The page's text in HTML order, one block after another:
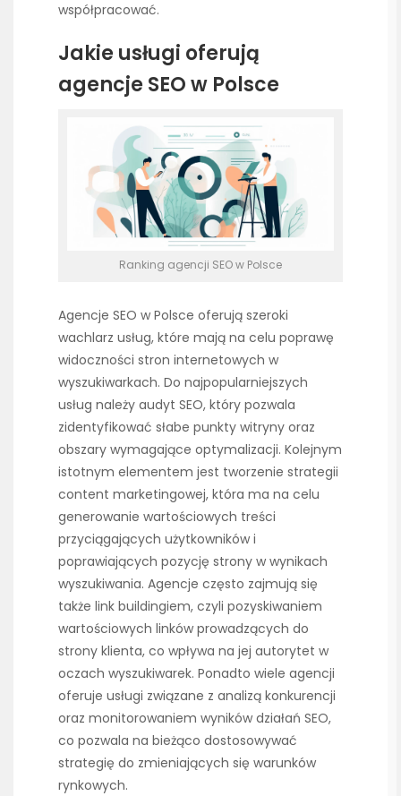
współpracować.
Jakie usługi oferują
agencje SEO w Polsce
Ranking agencji SEO w Polsce
Agencje SEO w Polsce oferują szeroki
wachlarz usług, które mają na celu poprawę
widoczności stron internetowych w
wyszukiwarkach. Do najpopularniejszych
usług należy audyt SEO, który pozwala
zidentyfikować słabe punkty witryny oraz
obszary wymagające optymalizacji. Kolejnym
istotnym elementem jest tworzenie strategii
content marketingowej, która ma na celu
generowanie wartościowych treści
przyciągających użytkowników i
poprawiających pozycję strony w wynikach
wyszukiwania. Agencje często zajmują się
także link buildingiem, czyli pozyskiwaniem
wartościowych linków prowadzących do
strony klienta, co wpływa na jej autorytet w
oczach wyszukiwarek. Ponadto wiele agencji
oferuje usługi związane z analizą konkurencji
oraz monitorowaniem wyników działań SEO,
co pozwala na bieżąco dostosowywać
strategię do zmieniających się warunków
rynkowych.